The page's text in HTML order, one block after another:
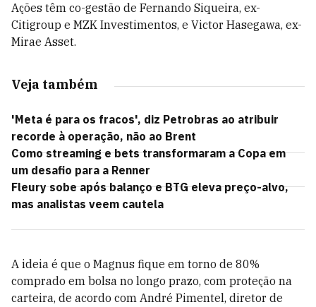
Ações têm co-gestão de Fernando Siqueira, ex-
Citigroup e MZK Investimentos, e Victor Hasegawa, ex-
Mirae Asset.
Veja também
'Meta é para os fracos', diz Petrobras ao atribuir
recorde à operação, não ao Brent
Como streaming e bets transformaram a Copa em
um desafio para a Renner
Fleury sobe após balanço e BTG eleva preço-alvo,
mas analistas veem cautela
A ideia é que o Magnus fique em torno de 80%
comprado em bolsa no longo prazo, com proteção na
carteira, de acordo com André Pimentel, diretor de